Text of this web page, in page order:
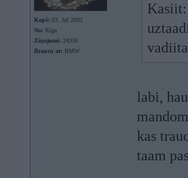
Kopš: 03. Jul 2002
No: Rīga
Ziņojumi: 24359
Braucu ar: BMW
labi,
kas
taam